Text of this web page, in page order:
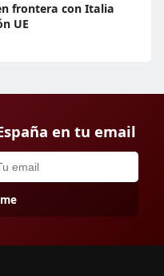
frontera con Italia
UE
en tu email